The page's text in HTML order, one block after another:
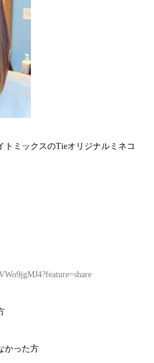
トミックスのTieオリジナルミネコ
かった方